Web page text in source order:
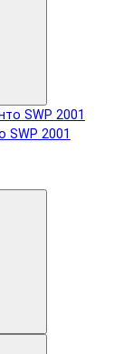
SWP 2001